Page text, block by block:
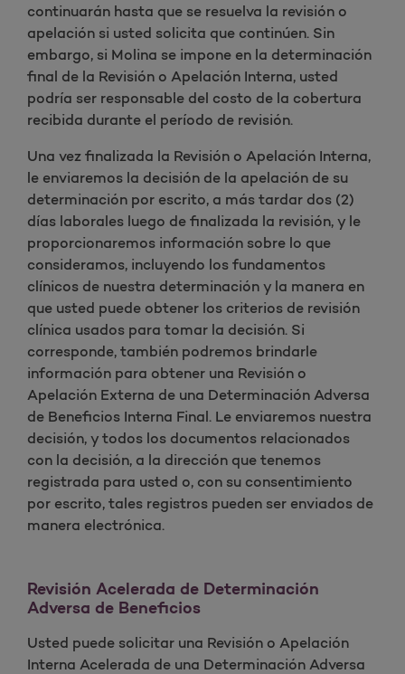
continuarán hasta que se resuelva la revisión o
apelación si usted solicita que continúen. Sin
embargo, si Molina se impone en la determinación
final de la Revisión o Apelación Interna, usted
podría ser responsable del costo de la cobertura
recibida durante el período de revisión.
Una vez finalizada la Revisión o Apelación Interna,
le enviaremos la decisión de la apelación de su
determinación por escrito, a más tardar dos (2)
días laborales luego de finalizada la revisión, y le
proporcionaremos información sobre lo que
consideramos, incluyendo los fundamentos
clínicos de nuestra determinación y la manera en
que usted puede obtener los criterios de revisión
clínica usados para tomar la decisión. Si
corresponde, también podremos brindarle
información para obtener una Revisión o
Apelación Externa de una Determinación Adversa
de Beneficios Interna Final. Le enviaremos nuestra
decisión, y todos los documentos relacionados
con la decisión, a la dirección que tenemos
registrada para usted o, con su consentimiento
por escrito, tales registros pueden ser enviados de
manera electrónica.
Revisión Acelerada de Determinación
Adversa de Beneficios
Usted puede solicitar una Revisión o Apelación
Interna Acelerada de una Determinación Adversa